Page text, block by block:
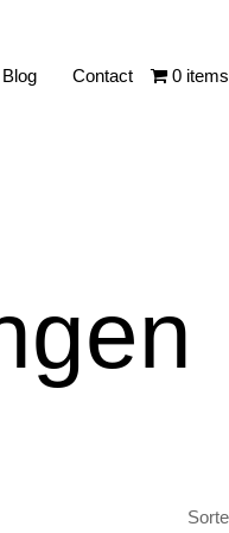
Blog Contact 0 items